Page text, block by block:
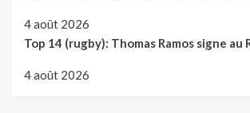
4 août 2026
Top 14 (rugby): Thomas Ramos signe au
4 août 2026